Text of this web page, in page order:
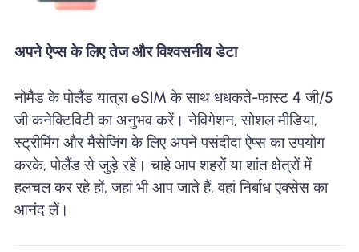
अपने ऐप्स के लिए तेज और विश्वसनीय डेटा
नोमैड के पोलैंड यात्रा eSIM के साथ धधकते-फास्ट 4 जी/5
जी कनेक्टिविटी का अनुभव करें। नेविगेशन, सोशल मीडिया,
स्ट्रीमिंग और मैसेजिंग के लिए अपने पसंदीदा ऐप्स का उपयोग
करके, पोलैंड से जुड़े रहें। चाहे आप शहरों या शांत क्षेत्रों में
हलचल कर रहे हों, जहां भी आप जाते हैं, वहां निर्बाध एक्सेस का
आनंद लें।